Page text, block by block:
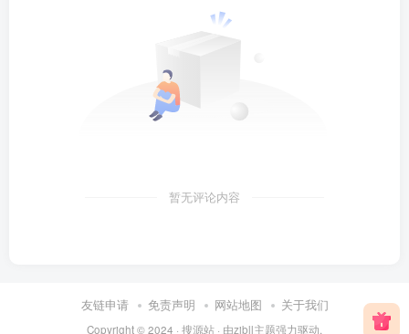
暂无评论内容
友链申请 免责声明 网站地图 关于我们
Copyright © 2024 · 搜源站 · 由zibll主题强力驱动.